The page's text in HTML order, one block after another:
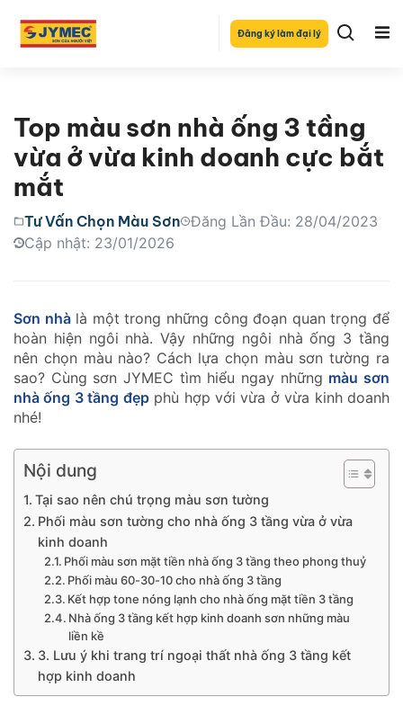
Đăng ký làm đại lý
Top màu sơn nhà ống 3 tầng
vừa ở vừa kinh doanh cực bắt
mắt
Tư Vấn Chọn Màu Sơn Đăng Lần Đầu: 28/04/2023
Cập nhật: 23/01/2026
Sơn nhàlà một trong những công đoạn quan trọng để
hoàn hiện ngôi nhà. Vậy những ngôi nhà ống 3 tầng
nên chọn màu nào? Cách lựa chọn màu sơn tường ra
sao? Cùng sơn JYMEC tìm hiểu ngay những màu sơn
nhà ống 3 tầng đẹpphù hợp với vừa ở vừa kinh doanh
nhé!
Nội dung
Tại sao nên chú trọng màu sơn tường
Phối màu sơn tường cho nhà ống 3 tầng vừa ở vừa
kinh doanh
Phối màu sơn mặt tiền nhà ống 3 tầng theo phong thuỷ
Phối màu 60-30-10 cho nhà ống 3 tầng
Kết hợp tone nóng lạnh cho nhà ống mặt tiền 3 tầng
Nhà ống 3 tầng kết hợp kinh doanh sơn những màu
liền kề
3. Lưu ý khi trang trí ngoại thất nhà ống 3 tầng kết
hợp kinh doanh